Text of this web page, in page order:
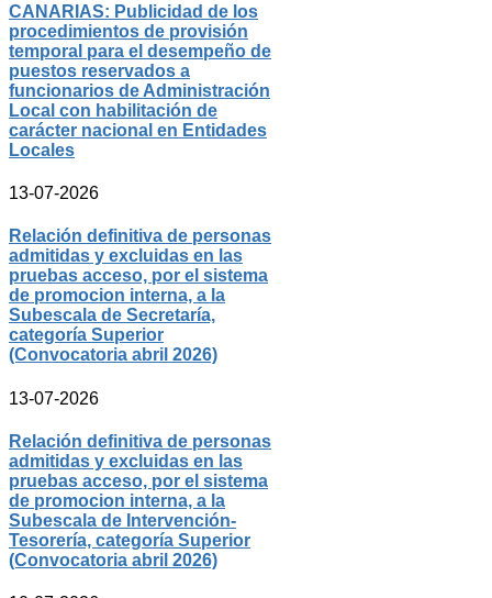
CANARIAS: Publicidad de los
procedimientos de provisión
temporal para el desempeño de
puestos reservados a
funcionarios de Administración
Local con habilitación de
carácter nacional en Entidades
Locales
13-07-2026
Relación definitiva de personas
admitidas y excluidas en las
pruebas acceso, por el sistema
de promocion interna, a la
Subescala de Secretaría,
categoría Superior
(Convocatoria abril 2026)
13-07-2026
Relación definitiva de personas
admitidas y excluidas en las
pruebas acceso, por el sistema
de promocion interna, a la
Subescala de Intervención-
Tesorería, categoría Superior
(Convocatoria abril 2026)